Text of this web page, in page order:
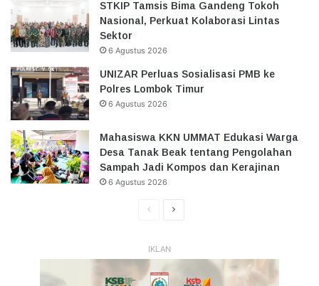
STKIP Tamsis Bima Gandeng Tokoh
Nasional, Perkuat Kolaborasi Lintas
Sektor
6 Agustus 2026
UNIZAR Perluas Sosialisasi PMB ke
Polres Lombok Timur
6 Agustus 2026
Mahasiswa KKN UMMAT Edukasi Warga
Desa Tanak Beak tentang Pengolahan
Sampah Jadi Kompos dan Kerajinan
6 Agustus 2026
HalamanHalaman
IKLAN